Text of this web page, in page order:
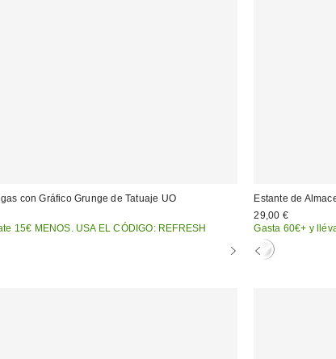
con Gráfico Grunge de Tatuaje UO
15€ MENOS. USA EL CÓDIGO: REFRESH
Estante de
29,00 €
Gasta 60€+ y